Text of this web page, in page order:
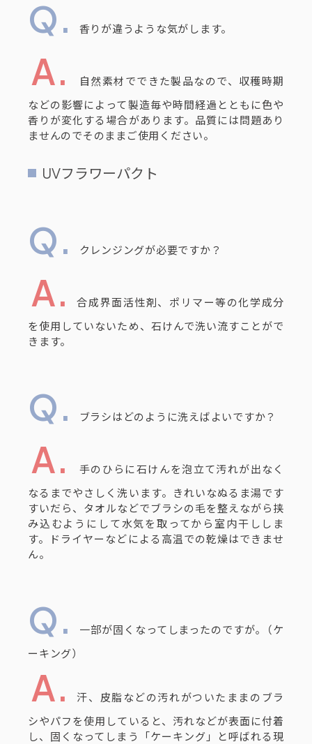
香りが違うような気がします。
自然素材でできた製品なので、収穫時期
などの影響によって製造毎や時間経過とともに色や
香りが変化する場合があります。品質には問題あり
ませんのでそのままご使用ください。
UVフラワーパクト
クレンジングが必要ですか？
合成界面活性剤、ポリマー等の化学成分
を使用していないため、石けんで洗い流すことがで
きます。
ブラシはどのように洗えばよいですか？
手のひらに石けんを泡立て汚れが出なく
なるまでやさしく洗います。きれいなぬるま湯です
すいだら、タオルなどでブラシの毛を整えながら挟
み込むようにして水気を取ってから室内干ししま
す。ドライヤーなどによる高温での乾燥はできませ
ん。
一部が固くなってしまったのですが｡（ケ
ーキング）
汗、皮脂などの汚れがついたままのブラ
シやパフを使用していると、汚れなどが表面に付着
し、固くなってしまう「ケーキング」と呼ばれる現